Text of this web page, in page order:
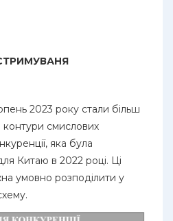
2023 року стали більш
контури смислових
яка була
Китаю в 2022 році. Ці
умовно розподілити у